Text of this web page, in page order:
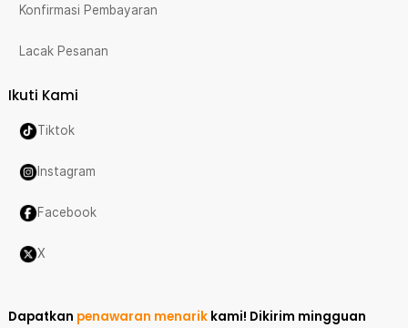
Konfirmasi Pembayaran
Lacak Pesanan
Ikuti Kami
Tiktok
Instagram
Facebook
X
Dapatkan penawaran menarik kami! Dikirim mingguan